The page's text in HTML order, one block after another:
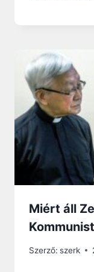
Miért áll
Szerző: szerk